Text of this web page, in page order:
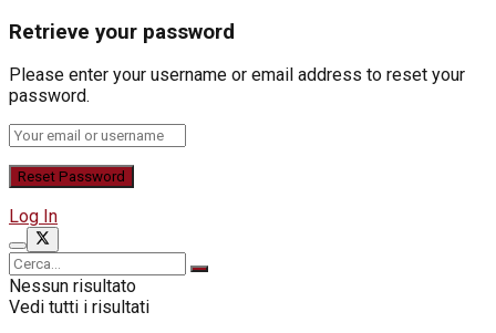
Retrieve your password
Please enter your username or email address to reset your
password.
Log In
Nessun risultato
Vedi tutti i risultati